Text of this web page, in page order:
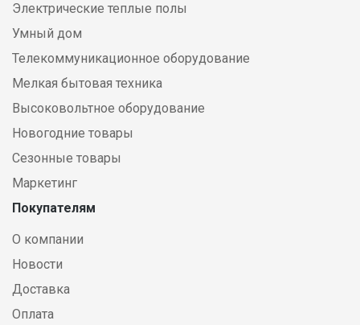
Электрические теплые полы
Умный дом
Телекоммуникационное оборудование
Мелкая бытовая техника
Высоковольтное оборудование
Новогодние товары
Сезонные товары
Маркетинг
Покупателям
О компании
Новости
Доставка
Оплата